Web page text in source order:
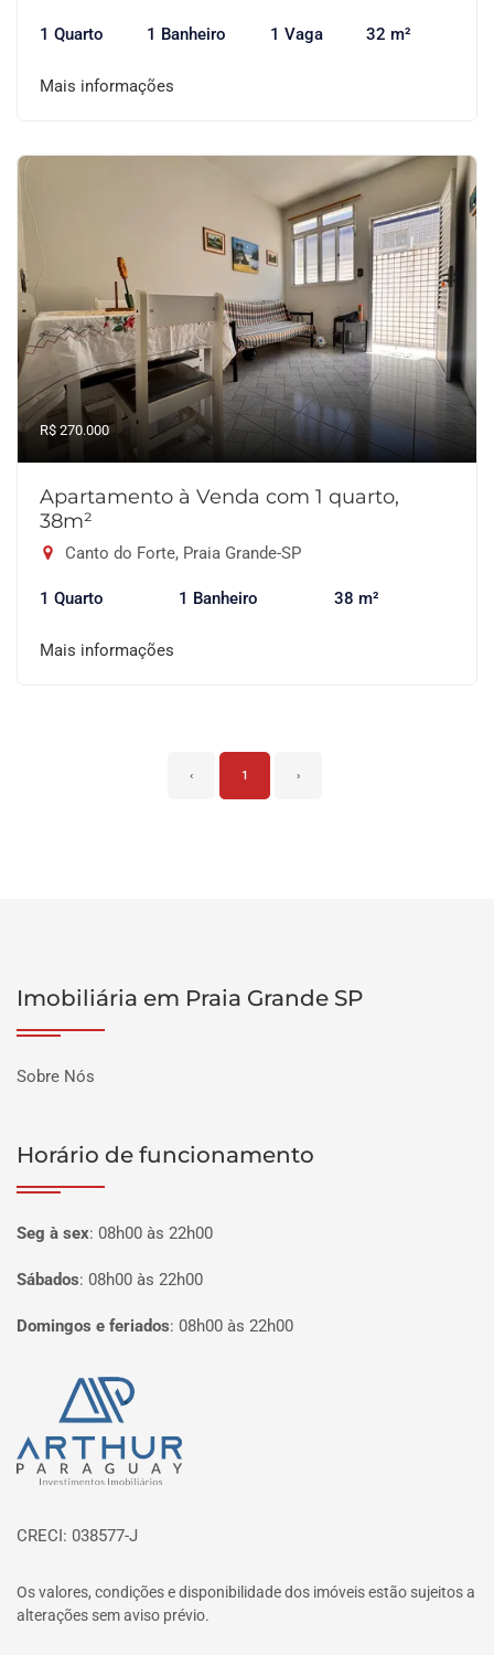
1 Quarto 1 Banheiro 1 Vaga 32 m²
Mais informações
R$ 270.000
Apartamento à Venda com 1 quarto,
38m²
Canto do Forte, Praia Grande-SP
1 Quarto 1 Banheiro 38 m²
Mais informações
‹ 1 ›
Imobiliária em Praia Grande SP
Sobre Nós
Horário de funcionamento
Seg à sex: 08h00 às 22h00
Sábados: 08h00 às 22h00
Domingos e feriados: 08h00 às 22h00
Página inicial
CRECI: 038577-J
Os valores, condições e disponibilidade dos imóveis estão sujeitos a
alterações sem aviso prévio.